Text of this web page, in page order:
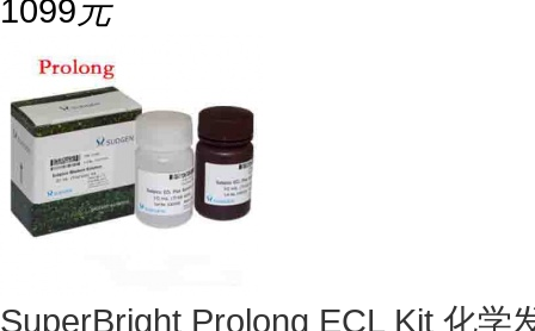
1099元
SuperBright Prolong ECL Kit 化学